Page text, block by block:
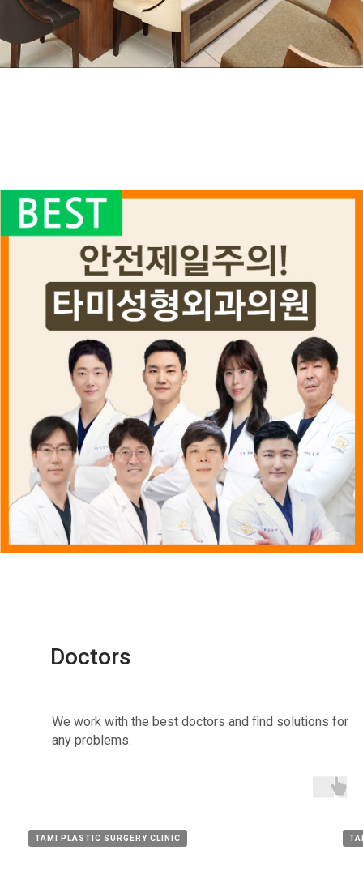
Doctors
We work with the best doctors and find solutions for
any problems.
TAMI PLASTIC SURGERY CLINIC